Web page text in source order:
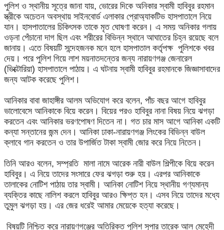
পুলিশ ও স্থানীয় সূত্রে জানা যায়, ভোরের দিকে অনিকার স্বামী হাবিবুর রহমান
স্ত্রীকে অচেতন অবস্থায় সাইনবোর্ড এলাকার প্রোঅ্যাকটিভ হাসপাতালে নিয়ে
যান। হাসপাতালের চিকিৎসক তাকে মৃত ঘোষণা করেন। এ সময় অনিকার গলায়
ওড়না পেঁচানো দাগ ছিল এবং শরীরের বিভিন্ন স্থানে আঘাতের চিহ্ন রয়েছে বলে
জানায়। এতে বিষয়টি সন্দেহজনক মনে হলে হাসপাতাল কর্তৃপক্ষ পুলিশকে খবর
দেয়। পরে পুলিশ গিয়ে লাশ ময়নাতদন্তের জন্য নারায়ণগঞ্জ জেনারেল
(ভিক্টোরিয়া) হাসপাতালে পাঠায়। এ ঘটনায় স্বামী হাবিবুর রহমানকে জিজ্ঞাসাবাদের
জন্য আটক করেছে পুলিশ।
আনিকার বাবা জাহাঙ্গীর আলম অভিযোগ করে বলেন, পাঁচ বছর আগে হাবিবুর
ভালোবেসে আনিকাকে বিয়ে করেন। বিয়ের পরও হাবিবুর নানা বিষয় নিয়ে ঝগড়া
করতেন এবং আনিকার ভরণপোষণ দিতেন না। গত চার মাস আগে আনিকা একটি
কন্যা সন্তানের জন্ম দেন। আনিকা ঢাকা-নারায়ণগঞ্জ লিংকের বিভিন্ন বাউল
ক্লাবে গান করতেন ও তার উপার্জিত টাকা স্বামী জোর করে নিয়ে নিতেন।
তিনি আরও বলেন, সম্প্রতি মালা নামে আরেক নারী বাউল শিল্পীকে বিয়ে করেন
হাবিবুর। এ নিয়ে তাদের সংসারে ফের ঝগড়া শুরু হয়। এরপর আনিকাকে
তালাকের নোটিশ পাঠায় তার স্বামী। আনিকা নোটিশ নিয়ে স্থানীয় গণ্যমান্য
ব্যক্তির কাছে নালিশ করলে হাবিবুর আরও ক্ষিপ্ত হন। এসব নিয়ে তাদের মধ্যে
তুমুল ঝগড়া হয়। এর জের ধরেই আমার মেয়েকে হত্যা করেছে।
বিষয়টি নিশ্চিত করে নারায়ণগঞ্জের অতিরিক্ত পুলিশ সুপার তারেক আল মেহেদী